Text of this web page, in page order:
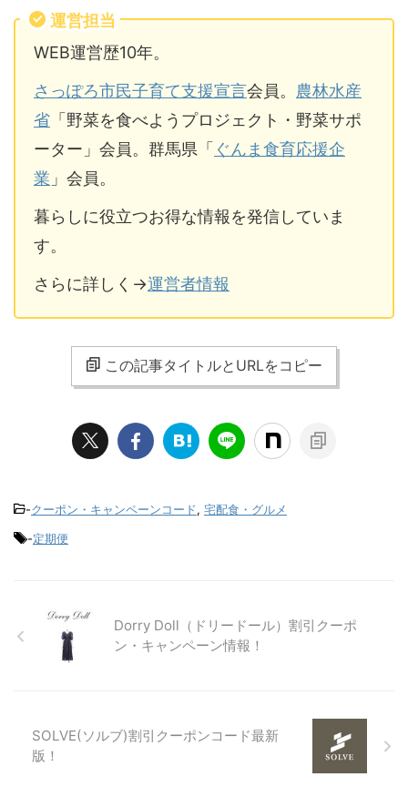
運営担当
WEB運営歴10年。
さっぽろ市民子育て支援宣言会員。 農林水産
省 「野菜を食べようプロジェクト・野菜サポ
ーター」会員。群馬県「 ぐんま食育応援企
業 」会員。
暮らしに役立つお得な情報を発信していま
す。
さらに詳しく→運営者情報
この記事タイトルとURLをコピー
-クーポン・キャンペーンコード, 宅配食・グルメ
-定期便
Dorry Doll（ドリードール）割引クーポ
ン・キャンペーン情報！
SOLVE(ソルブ)割引クーポンコード最新
版！